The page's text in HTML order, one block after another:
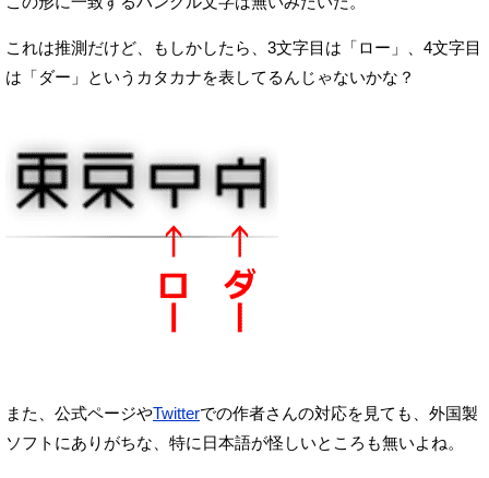
これは推測だけど、
もしかしたら、3文字目は「ロー」、4文字目
は「ダー」という カタカナを表してるんじゃないかな？
また、公式ページやTwitterでの作者さんの対応を見ても、 外国製
ソフトにありがちな、特に日本語が怪しいところも無いよね。